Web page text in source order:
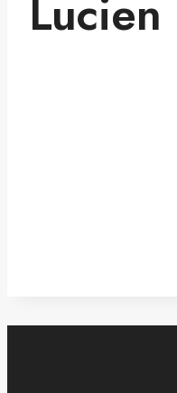
Lucien